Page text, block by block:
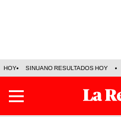
HOY SINUANO RESULTADOS HOY